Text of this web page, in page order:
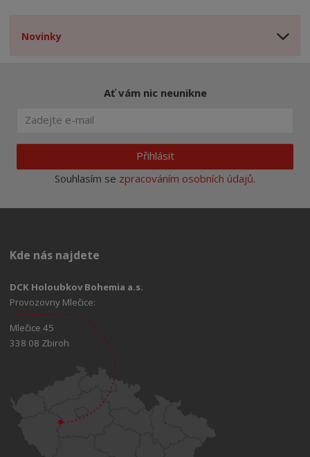
Novinky
Ať vám nic neunikne
Přihlásit
Souhlasím se zpracováním osobních údajů.
Kde nás najdete
DCK Holoubkov Bohemia a.s.
Provozovny Mlečice:
Mlečice 45
338 08 Zbiroh